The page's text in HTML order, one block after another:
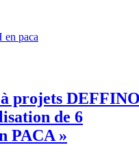
en paca
projets
de 6
PACA »